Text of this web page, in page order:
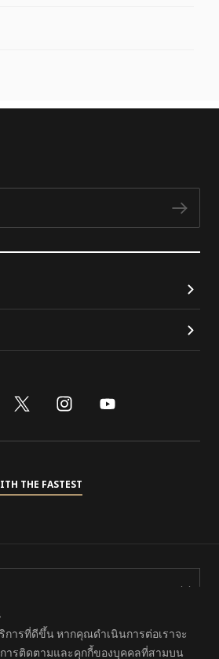
ติดต
x-twitter
instagram
youtube
THE FASTEST
Co., Ltd.,2026. All Rights Reserved.